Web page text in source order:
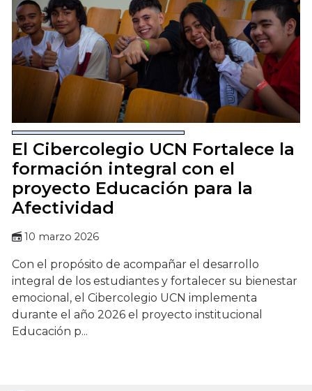
El Cibercolegio UCN Fortalece la
formación integral con el
proyecto Educación para la
Afectividad
10 marzo 2026
Con el propósito de acompañar el desarrollo
integral de los estudiantes y fortalecer su bienestar
emocional, el Cibercolegio UCN implementa
durante el año 2026 el proyecto institucional
Educación p...